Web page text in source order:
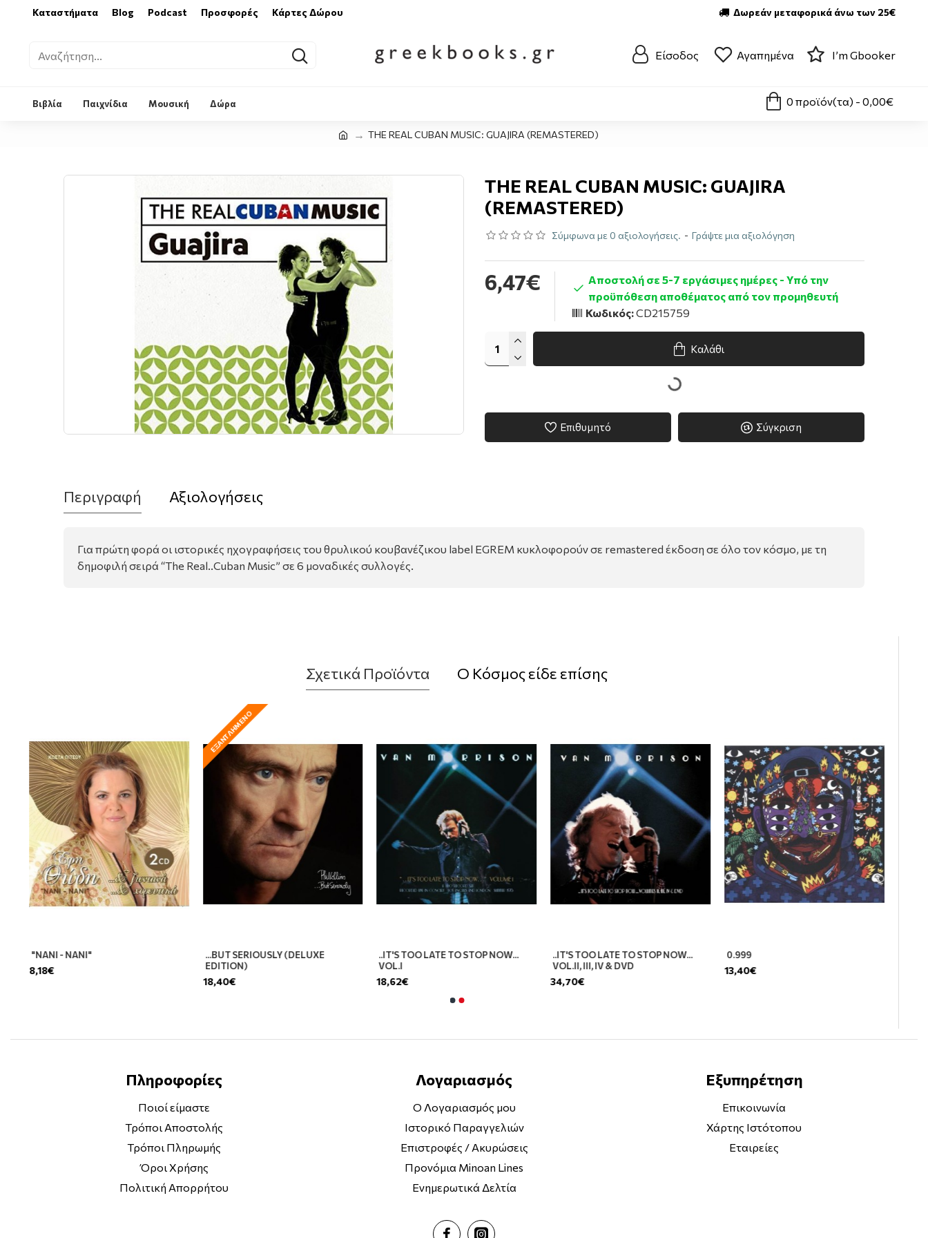
Καταστήματα Blog Podcast Προσφορές Κάρτες Δώρου Δωρεάν μεταφορικά άνω των 25€
Είσοδος Αγαπημένα I’m Gbooker
Βιβλία Παιχνίδια Μουσική Δώρα 0 προϊόν(τα) - 0,00€
THE REAL CUBAN MUSIC: GUAJIRA (REMASTERED)
THE REAL CUBAN MUSIC: GUAJIRA
(REMASTERED)
Σύμφωνα με 0 αξιολογήσεις. - Γράψτε μια αξιολόγηση
6,47€
Αποστολή σε 5-7 εργάσιμες ημέρες - Υπό την
προϋπόθεση αποθέματος από τον προμηθευτή
Κωδικός:CD215759
Καλάθι
Επιθυμητό Σύγκριση
Περιγραφή Αξιολογήσεις
Για πρώτη φορά οι ιστορικές ηχογραφήσεις του θρυλικού κουβανέζικου label EGREM κυκλοφορούν σε remastered έκδοση σε όλο τον κόσμο, με τη
δημοφιλή σειρά “The Real..Cuban Music” σε 6 μοναδικές συλλογές.
Σχετικά Προϊόντα Ο Κόσμος είδε επίσης
"ΝΑΝΙ - ΝΑΝΙ"
8,18€
ΕΞΑΝΤΛΗΜΈΝΟ
...BUT SERIOUSLY (DELUXE
EDITION)
18,40€
..IT'S TOO LATE TO STOP NOW...
VOL.I
18,62€
..IT'S TOO LATE TO STOP NOW...
VOL.II, III, IV & DVD
34,70€
0.999
13,40€
Πληροφορίες
Ποιοί είμαστε
Τρόποι Αποστολής
Τρόποι Πληρωμής
Όροι Χρήσης
Πολιτική Απορρήτου
Λογαριασμός
Ο Λογαριασμός μου
Ιστορικό Παραγγελιών
Επιστροφές / Ακυρώσεις
Προνόμια Minoan Lines
Ενημερωτικά Δελτία
Εξυπηρέτηση
Επικοινωνία
Χάρτης Ιστότοπου
Εταιρείες